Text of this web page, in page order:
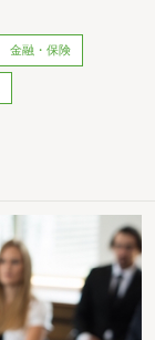
金融・保険